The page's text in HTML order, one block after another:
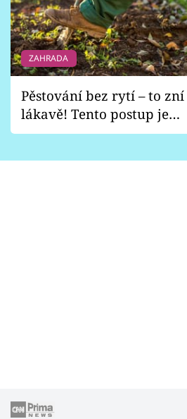
ZAHRADA
Pěstování bez rytí – to zní
lákavě! Tento postup je
vhodný jen pro některé